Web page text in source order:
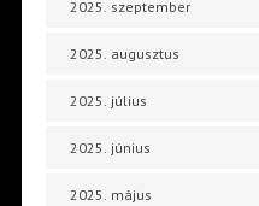
2025. szeptember
2025. augusztus
2025. július
2025. június
2025. május